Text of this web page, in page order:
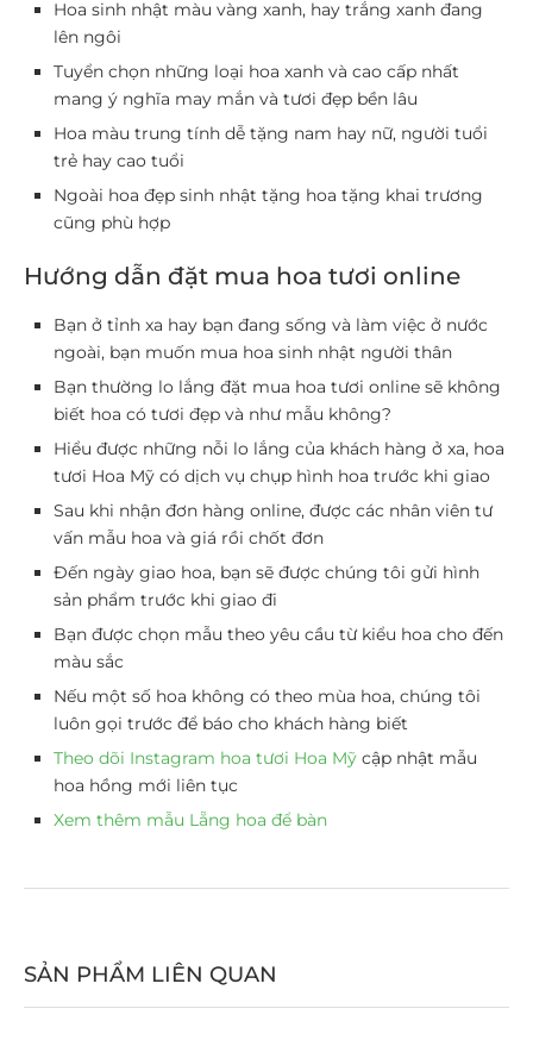
Hoa sinh nhật màu vàng xanh, hay trắng xanh đang
lên ngôi
Tuyển chọn những loại hoa xanh và cao cấp nhất
mang ý nghĩa may mắn và tươi đẹp bền lâu
Hoa màu trung tính dễ tặng nam hay nữ, người tuổi
trẻ hay cao tuổi
Ngoài hoa đẹp sinh nhật tặng hoa tặng khai trương
cũng phù hợp
Hướng dẫn đặt mua hoa tươi online
Bạn ở tỉnh xa hay bạn đang sống và làm việc ở nước
ngoài, bạn muốn mua hoa sinh nhật người thân
Bạn thường lo lắng đặt mua hoa tươi online sẽ không
biết hoa có tươi đẹp và như mẫu không?
Hiểu được những nỗi lo lắng của khách hàng ở xa, hoa
tươi Hoa Mỹ có dịch vụ chụp hình hoa trước khi giao
Sau khi nhận đơn hàng online, được các nhân viên tư
vấn mẫu hoa và giá rồi chốt đơn
Đến ngày giao hoa, bạn sẽ được chúng tôi gửi hình
sản phẩm trước khi giao đi
Bạn được chọn mẫu theo yêu cầu từ kiểu hoa cho đến
màu sắc
Nếu một số hoa không có theo mùa hoa, chúng tôi
luôn gọi trước để báo cho khách hàng biết
Theo dõi Instagram hoa tươi Hoa Mỹ cập nhật mẫu
hoa hồng mới liên tục
Xem thêm mẫu Lẵng hoa để bàn
SẢN PHẨM LIÊN QUAN